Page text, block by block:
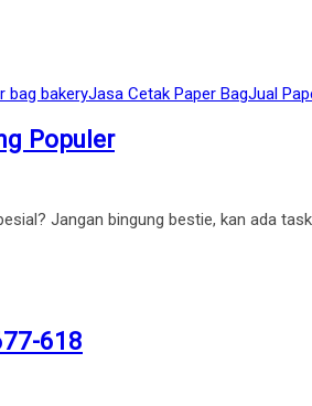
bag bakeryJasa Cetak Paper BagJual
Populer
Jangan bingung bestie, kan ada
618